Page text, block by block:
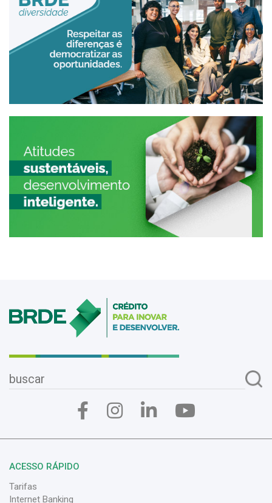
ACESSO RÁPIDO
Tarifas
Internet Banking